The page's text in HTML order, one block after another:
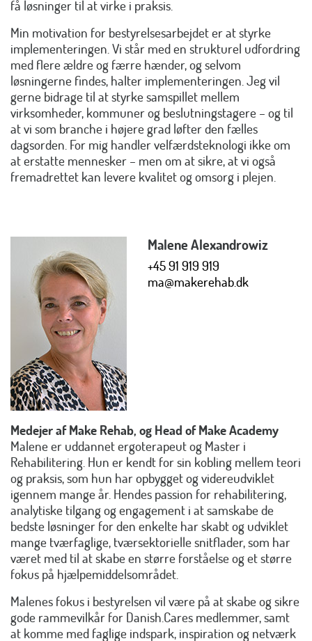
få løsninger til at virke i praksis.
Min motivation for bestyrelsesarbejdet er at styrke
implementeringen. Vi står med en strukturel udfordring
med flere ældre og færre hænder, og selvom
løsningerne findes, halter implementeringen. Jeg vil
gerne bidrage til at styrke samspillet mellem
virksomheder, kommuner og beslutningstagere – og til
at vi som branche i højere grad løfter den fælles
dagsorden. For mig handler velfærdsteknologi ikke om
at erstatte mennesker – men om at sikre, at vi også
fremadrettet kan levere kvalitet og omsorg i plejen.
Malene Alexandrowiz
+45 91 919 919
ma@makerehab.dk
Medejer af Make Rehab, og Head of Make Academy
Malene er uddannet ergoterapeut og Master i
Rehabilitering. Hun er kendt for sin kobling mellem teori
og praksis, som hun har opbygget og videreudviklet
igennem mange år. Hendes passion for rehabilitering,
analytiske tilgang og engagement i at samskabe de
bedste løsninger for den enkelte har skabt og udviklet
mange tværfaglige, tværsektorielle snitflader, som har
været med til at skabe en større forståelse og et større
fokus på hjælpemiddelsområdet.
Malenes fokus i bestyrelsen vil være på at skabe og sikre
gode rammevilkår for Danish.Cares medlemmer, samt
at komme med faglige indspark, inspiration og netværk